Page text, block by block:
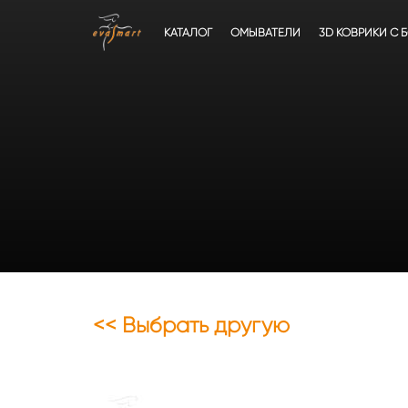
КАТАЛОГ ОМЫВАТЕЛИ 3D КОВРИКИ C
<< Выбрать другую